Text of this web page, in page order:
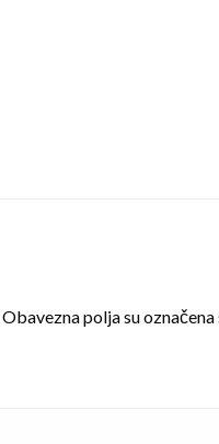
Obavezna polja su označena